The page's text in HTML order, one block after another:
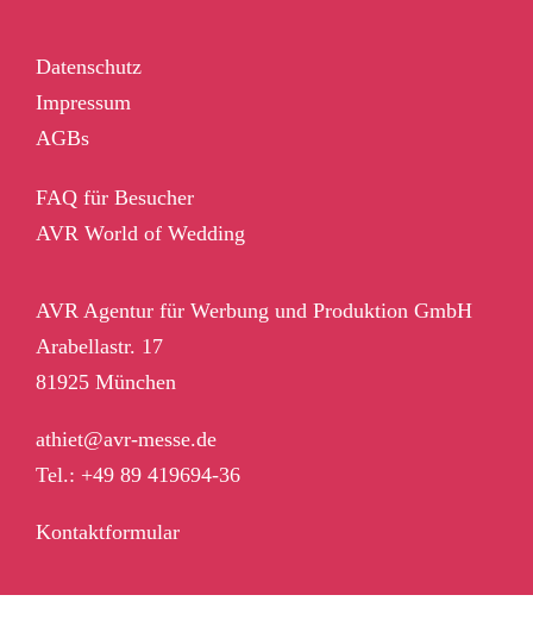
Datenschutz
Impressum
AGBs
FAQ für Besucher
AVR World of Wedding
AVR Agentur für Werbung und Produktion GmbH
Arabellastr. 17
81925 München
athiet@avr-messe.de
Tel.: +49 89 419694-36
Kontaktformular